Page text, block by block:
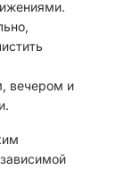
вечером и